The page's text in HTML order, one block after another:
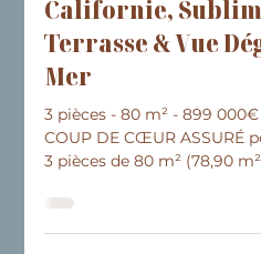
2 min de lecture
Biens Immobiliers
Appartement
Californie,
Terrasse & Vue
Mer
3 pièces - 80 m² - 899